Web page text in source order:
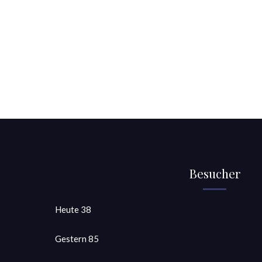
Besucher
Heute 38
Gestern 85